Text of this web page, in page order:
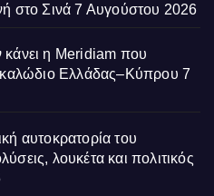
στο Σινά 7 Αυγούστου 2026
κάνει η Meridiam που
καλώδιο Ελλάδας–Κύπρου 7
αυτοκρατορία του
λουκέτα και πολιτικός